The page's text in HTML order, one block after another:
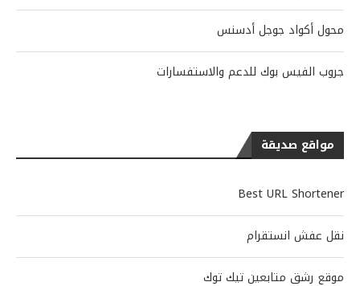
محول أكواد جوجل أدسنس
جروب الفيس بوك للدعم والاستفسارات
مواقع صديقة
Best URL Shortener
نقل عفش انستقرام
موقع رشق متابعين تيك توك